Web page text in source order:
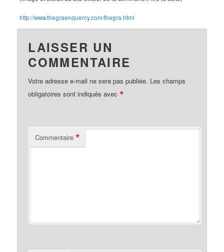
http://www.thegraenquercy.com/thegra.html
LAISSER UN
COMMENTAIRE
Votre adresse e-mail ne sera pas publiée. Les champs
obligatoires sont indiqués avec*
Commentaire *